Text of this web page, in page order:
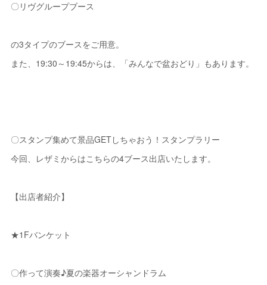
〇リヴグループブース
の3タイプのブースをご用意。
また、19:30～19:45からは、「みんなで盆おどり」もあります。
〇スタンプ集めて景品GETしちゃおう！スタンプラリー
今回、レザミからはこちらの4ブース出店いたします。
【出店者紹介】
★1Fバンケット
〇作って演奏♪夏の楽器オーシャンドラム